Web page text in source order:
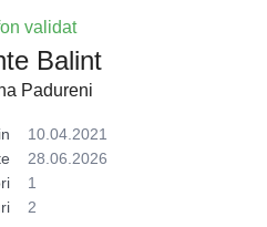
validat
Balint
Padureni
10.04.2021
28.06.2026
1
2